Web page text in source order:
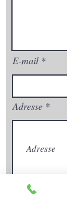
E-mail
Adresse